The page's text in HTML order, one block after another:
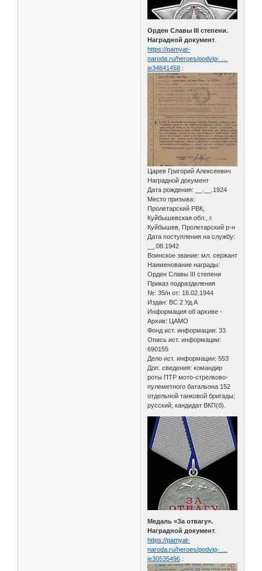
Орден Славы III степени.
Наградной документ
https://pamyat-
naroda.ru/heroes/podvig- …
ie34841458 :
Царев Григорий Алексеевич
Наградной документ
Дата рождения: __.__.1924
Место призыва:
Пролетарский РВК,
Куйбышевская обл., г.
Куйбышев, Пролетарский р-н
Дата поступления на службу:
__.08.1942
Воинское звание: мл. сержант
Наименование награды:
Орден Славы III степени
Приказ подразделения
№: 35/н от: 16.02.1944
Издан: ВС 2 Уд.А
Информация об архиве -
Архив: ЦАМО
Фонд ист. информации: 33
Опись ист. информации:
690155
Дело ист. информации: 553
Доп. сведения: командир
роты ПТР мото-стрелково-
пулеметного батальона 152
отдельной танковой бригады;
русский; кандидат ВКП(б).
Медаль «За отвагу».
Наградной документ
https://pamyat-
naroda.ru/heroes/podvig- …
ie30535496 :